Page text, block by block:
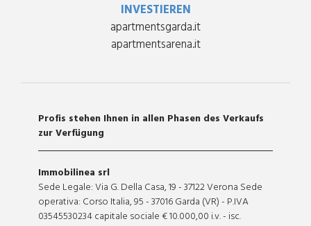
Profis stehen Ihnen in allen Phasen des Verkaufs
zur Verfügung
Immobilinea srl
Sede Legale: Via G. Della Casa, 19 - 37122 Verona Sede
operativa: Corso Italia, 95 - 37016 Garda (VR) - P.IVA
03545530234 capitale sociale € 10.000,00 i.v. - isc.
INVESTIEREN
apartmentsgarda.it
apartmentsarena.it